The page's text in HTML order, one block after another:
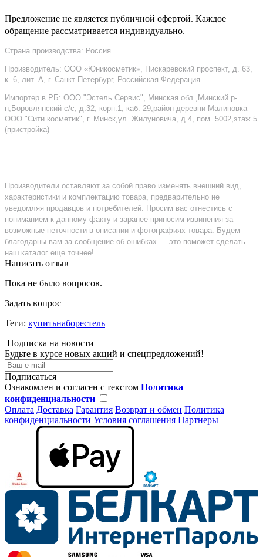
Предложение не является публичной офертой. Каждое
обращение рассматривается индивидуально.
Страна производства: Россия
Производитель: ООО «Юникосметик», Пискаревский проспект, д. 63,
к. 6, лит. А, г. Санкт-Петербург, Российская Федерация
Импортер в РБ: ООО "Эстель Сервис", Минская обл.,Минский р-
н,Боровлянский с/с, д.32, корп.1, каб. 29,район деревни Малиновка
ООО "Сити косметик", г. Минск,ул. Жилуновича, д.4, пом. 5002,этаж 5
(пристройка)
–
Производители оставляют за собой право изменять внешний вид,
характеристики и комплектацию товара, предварительно не
уведомляя продавцов и потребителей. Просим вас отнестись с
пониманием к данному факту и заранее приносим извинения за
возможные неточности в описании и фотографиях товара. Будем
благодарны вам за сообщение об ошибках — это поможет сделать
наш каталог еще точнее!
Написать отзыв
Пока не было вопросов.
Задать вопрос
Теги: купитьнаборестель
Подписка на новости
Будьте в курсе новых акций и спецпредложений!
Подписаться
Ознакомлен и согласен с текстом Политика
конфиденциальности
Оплата Доставка Гарантия Возврат и обмен Политика
конфиденциальности Условия соглашения Партнеры